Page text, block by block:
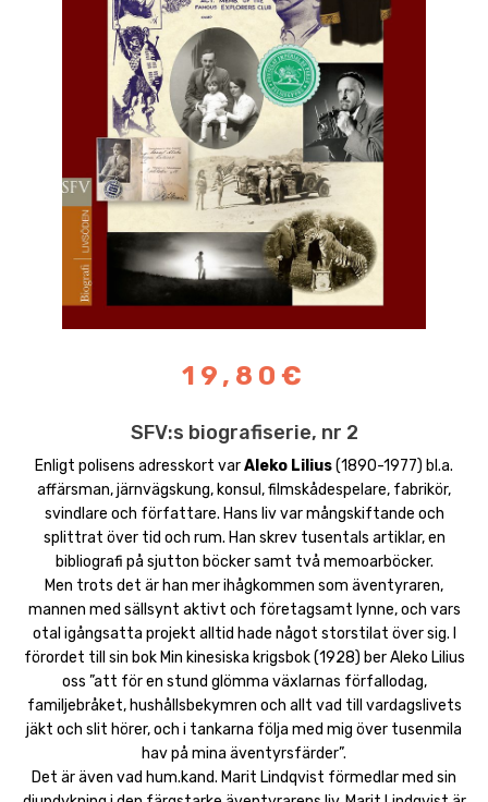
19,80€
SFV:s biografiserie, nr 2
Enligt polisens adresskort varAleko Lilius(1890-1977) bl.a.
affärsman, järnvägskung, konsul, filmskådespelare, fabrikör,
svindlare och författare. Hans liv var mångskiftande och
splittrat över tid och rum. Han skrev tusentals artiklar, en
bibliografi på sjutton böcker samt två memoarböcker.
Men trots det är han mer ihågkommen som äventyraren,
mannen med sällsynt aktivt och företagsamt lynne, och vars
otal igångsatta projekt alltid hade något storstilat över sig. I
förordet till sin bok Min kinesiska krigsbok (1928) ber Aleko Lilius
oss ”att för en stund glömma växlarnas förfallodag,
familjebråket, hushållsbekymren och allt vad till vardagslivets
jäkt och slit hörer, och i tankarna följa med mig över tusenmila
hav på mina äventyrsfärder”.
Det är även vad hum.kand. Marit Lindqvist förmedlar med sin